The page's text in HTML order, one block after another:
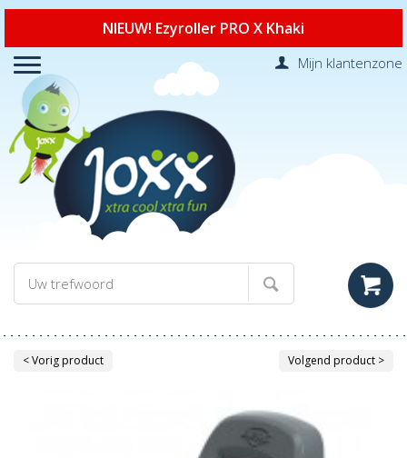
NIEUW! Ezyroller PRO X Khaki
Mijn klantenzone
< Vorig product Volgend product >